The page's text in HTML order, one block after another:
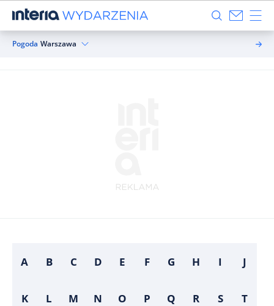
Pogoda Warszawa
A B C D E F G H I J
K L M N O P Q R S T